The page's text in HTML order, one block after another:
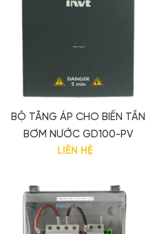
BỘ TĂNG ÁP CHO BIẾN TẦN
BƠM NƯỚC GD100-PV
LIÊN HỆ